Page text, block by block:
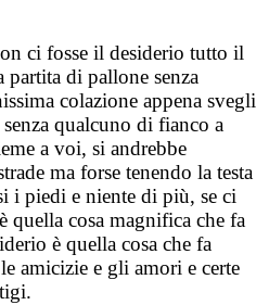
ci fosse il desiderio tutto il
partita di pallone senza
colazione appena svegli
qualcuno di fianco a
a voi, si andrebbe
ma forse tenendo la testa
i piedi e niente di più, se ci
quella cosa magnifica che fa
è quella cosa che fa
amicizie e gli amori e certe